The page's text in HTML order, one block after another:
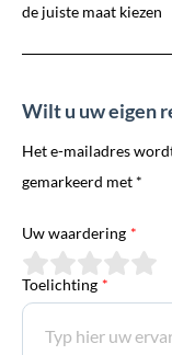
de juiste maat kiezen
Wilt u uw eigen
Het e-mailadres
gemarkeerd met *
Uw waardering *
Toelichting *